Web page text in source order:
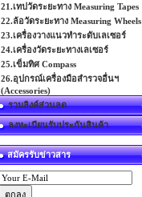
21.เทปวัดระยะทาง Measuring Tapes
22.ล้อวัดระยะทาง Measuring Wheels
23.เครื่องวางแนวทำระดับเลเซอร์
24.เครื่องวัดระยะทางเลเซอร์
25.เข็มทิศ Compass
26.อุปกรณ์เครื่องมือสำรวจอื่นฯ
(Accessories)
รวมลิงค์ส่วนลด
ลงทะเบียนรับประกันสินค้า
สมัครรับข่าวสาร